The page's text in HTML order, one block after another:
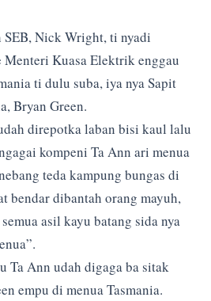
SEB, Nick Wright, ti nyadi
Menteri Kuasa Elektrik enggau
ti dulu suba, iya nya Sapit
Bryan Green.
direpotka laban bisi kaul lalu
kompeni Ta Ann ari menua
teda kampung bungas di
bendar dibantah orang mayuh,
asil kayu batang sida nya
Ta Ann udah digaga ba sitak
empu di menua Tasmania.